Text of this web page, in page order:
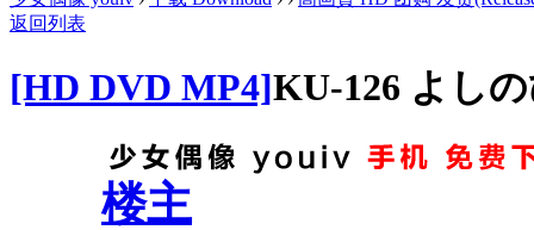
返回列表
[HD DVD MP4]KU-126 よし
楼主